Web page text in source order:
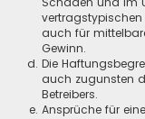
auch für
Gewinn.
Die
auch zugunsten
Betreibers.
Ansprüche für